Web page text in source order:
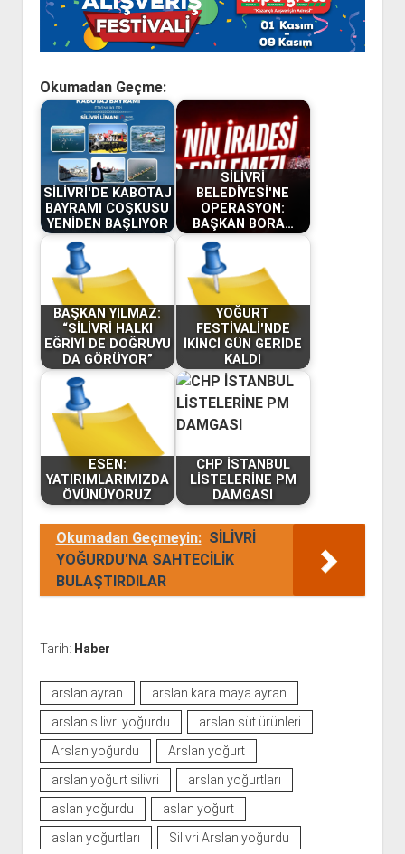
Okumadan Geçme:
SİLİVRİ'DE KABOTAJ
BAYRAMI COŞKUSU
YENİDEN BAŞLIYOR
SİLİVRİ
BELEDİYESİ'NE
OPERASYON:
BAŞKAN BORA…
BAŞKAN YILMAZ:
“SİLİVRİ HALKI
EĞRİYİ DE DOĞRUYU
DA GÖRÜYOR”
YOĞURT
FESTİVALİ'NDE
İKİNCİ GÜN GERİDE
KALDI
ESEN:
YATIRIMLARIMIZDA
ÖVÜNÜYORUZ
CHP İSTANBUL
LİSTELERİNE PM
DAMGASI
Okumadan Geçmeyin: SİLİVRİ
YOĞURDU'NA SAHTECİLİK
BULAŞTIRDILAR
Tarih: Haber
arslan ayran
arslan kara maya ayran
arslan silivri yoğurdu
arslan süt ürünleri
Arslan yoğurdu
Arslan yoğurt
arslan yoğurt silivri
arslan yoğurtları
aslan yoğurdu
aslan yoğurt
aslan yoğurtları
Silivri Arslan yoğurdu